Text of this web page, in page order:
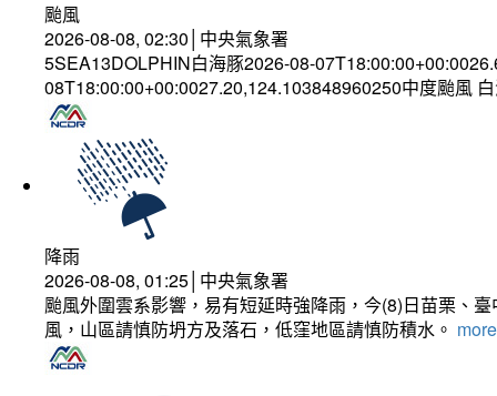
颱風
2026-08-08, 02:30│中央氣象署
5SEA13DOLPHIN白海豚2026-08-
08T18:00:00+00:0027.20,124.103848960250中度颱風
降雨
2026-08-08, 01:25│中央氣象署
颱風外圍雲系影響，易有短延時強降雨，今(8)日苗栗、
風，山區請慎防坍方及落石，低窪地區請慎防積水。